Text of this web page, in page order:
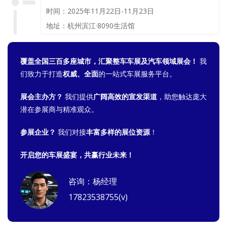
时间：2025年11月22日-11月23日
地址：杭州滨江·8090生活馆
覆盖全国三百多座城市，汇聚整车车展及汽车领域展会！ 我
们致力于打造权威、全面的一站式车展服务平台。
展会主办方？ 我们提供广阔高效的宣发渠道 ，助您触达庞大
潜在参展商与精准观众。
参展企业？ 我们对接丰富多样的展位资源 ！
开启您的车展盛宴，共赢行业未来！
咨询：杨经理
17823538755(v)